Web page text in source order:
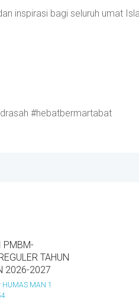
inspirasi bagi seluruh umat
#hebatbermartabat
PMBM-
TAHUN
2026-2027
HUMAS MAN 1